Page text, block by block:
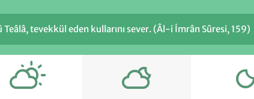
tevekkül eden kullarını sever. (Âl-i İmrân Sûresi, 159)